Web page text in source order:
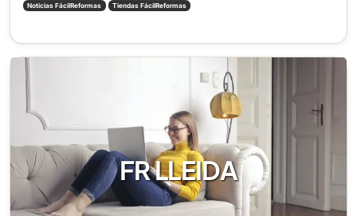
Noticias FácilReformas Tiendas FácilReformas
FR LLEIDA